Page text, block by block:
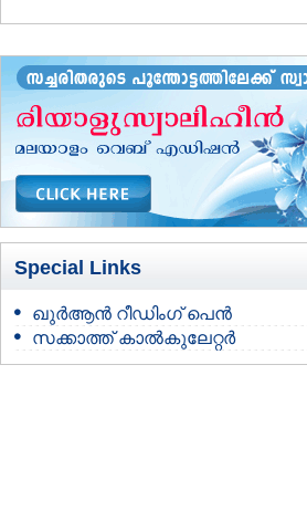
Special Links
ഖുർആൻ റീഡിംഗ് പെൻ
സക്കാത്ത് കാൽകുലേറ്റർ